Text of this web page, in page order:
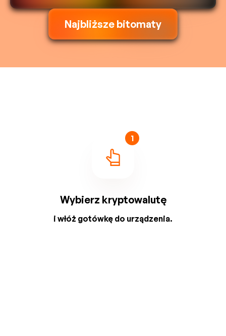
Najbliższe bitomaty
1
Wybierz kryptowalutę
i włóż gotówkę do urządzenia.